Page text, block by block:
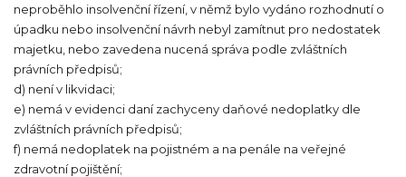
neproběhlo insolvenční řízení, v němž bylo vydáno rozhodnutí o
úpadku nebo insolvenční návrh nebyl zamítnut pro nedostatek
majetku, nebo zavedena nucená správa podle zvláštních
právních předpisů;
d) není v likvidaci;
e) nemá v evidenci daní zachyceny daňové nedoplatky dle
zvláštních právních předpisů;
f) nemá nedoplatek na pojistném a na penále na veřejné
zdravotní pojištění;